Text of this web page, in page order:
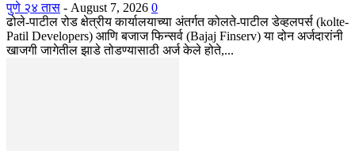
पुणे २४ तास - August 7, 2026 0
ढोले-पाटील रोड क्षेत्रीय कार्यालयाच्या अंतर्गत कोलते-पाटील डेव्हलपर्स (kolte-
Patil Developers) आणि बजाज फिन्सर्व (Bajaj Finserv) या दोन अर्जदारांनी
खाजगी जागेतील झाडे तोडण्यासाठी अर्ज केले होते,...